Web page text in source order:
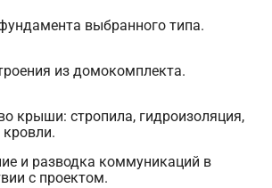
выбранного типа.
из домокомплекта.
крыши: стропила, гидроизоляция,
и разводка коммуникаций в
с проектом.